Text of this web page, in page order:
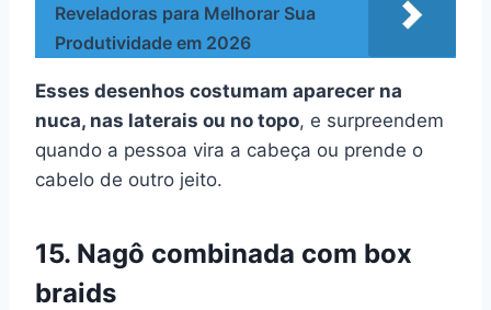
Reveladoras para Melhorar Sua
Produtividade em 2026
Esses desenhos costumam aparecer na
nuca, nas laterais ou no topo, e surpreendem
quando a pessoa vira a cabeça ou prende o
cabelo de outro jeito.
15. Nagô combinada com box
braids